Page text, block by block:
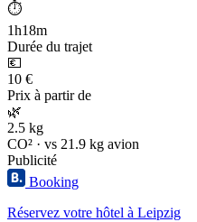
⏱️
1h18m
Durée du trajet
💶
10 €
Prix à partir de
🌿
2.5 kg
CO² · vs 21.9 kg avion
Publicité
Booking
Réservez votre hôtel à Leipzig